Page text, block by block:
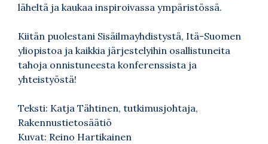
läheltä ja kaukaa inspiroivassa ympäristössä.
Kiitän puolestani Sisäilmayhdistystä, Itä-Suomen
yliopistoa ja kaikkia järjestelyihin osallistuneita
tahoja onnistuneesta konferenssista ja
yhteistyöstä!
Teksti: Katja Tähtinen, tutkimusjohtaja,
Rakennustietosäätiö
Kuvat: Reino Hartikainen